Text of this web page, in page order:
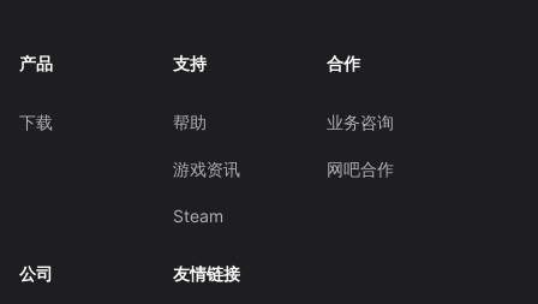
产品
下载
支持
帮助
游戏资讯
Steam
合作
业务咨询
网吧合作
公司 友情链接